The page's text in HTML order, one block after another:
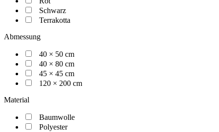
Schwarz
Terrakotta
Abmessung
40 × 50 cm
40 × 80 cm
45 × 45 cm
120 × 200 cm
Material
Baumwolle
Polyester